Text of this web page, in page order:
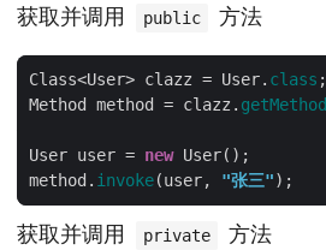
获取并调用 public 方法
Class<User> clazz = User. class
Method method = clazz. getMethod
User user = new
method. invoke(user, "张三"
获取并调用 private 方法